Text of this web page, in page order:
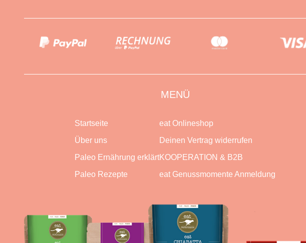
MENÜ
Startseite
Über uns
Paleo Ernährung erklärt
Paleo Rezepte
eat Onlineshop
Deinen Vertrag widerrufen
KOOPERATION & B2B
eat Genussmomente Anmeldung